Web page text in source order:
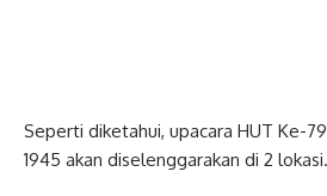
Seperti diketahui, upacara HUT Ke-
1945 akan diselenggarakan di 2